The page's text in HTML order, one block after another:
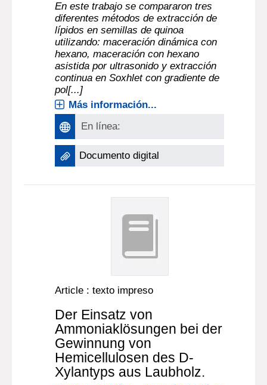
En este trabajo se compararon tres
diferentes métodos de extracción de
lípidos en semillas de quinoa
utilizando: maceración dinámica con
hexano, maceración con hexano
asistida por ultrasonido y extracción
continua en Soxhlet con gradiente de
pol[...]
Más información...
En línea:
Documento digital
Article : texto impreso
Der Einsatz von
Ammoniaklösungen bei der
Gewinnung von
Hemicellulosen des D-
Xylantyps aus Laubholz.